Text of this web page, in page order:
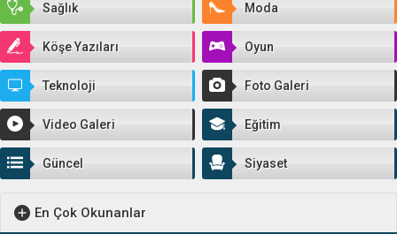
Sağlık Moda
Köşe Yazıları Oyun
Teknoloji Foto Galeri
Video Galeri Eğitim
Güncel Siyaset
En Çok Okunanlar